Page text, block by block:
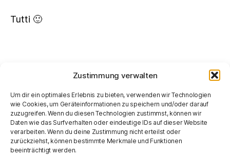
Zustimmung verwalten
Um dir ein optimales Erlebnis zu bieten, verwenden wir Technologien
wie Cookies, um Geräteinformationen zu speichern und/oder darauf
zuzugreifen. Wenn du diesen Technologien zustimmst, können wir
Daten wie das Surfverhalten oder eindeutige IDs auf dieser Website
verarbeiten. Wenn du deine Zustimmung nicht erteilst oder
zurückziehst, können bestimmte Merkmale und Funktionen
beeinträchtigt werden.
Tutti 🙂
Datenschutzerklärung
Impressum